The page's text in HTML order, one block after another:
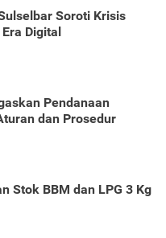
Soroti Krisis
Digital
Pendanaan
dan Prosedur
Stok BBM dan LPG 3 Kg